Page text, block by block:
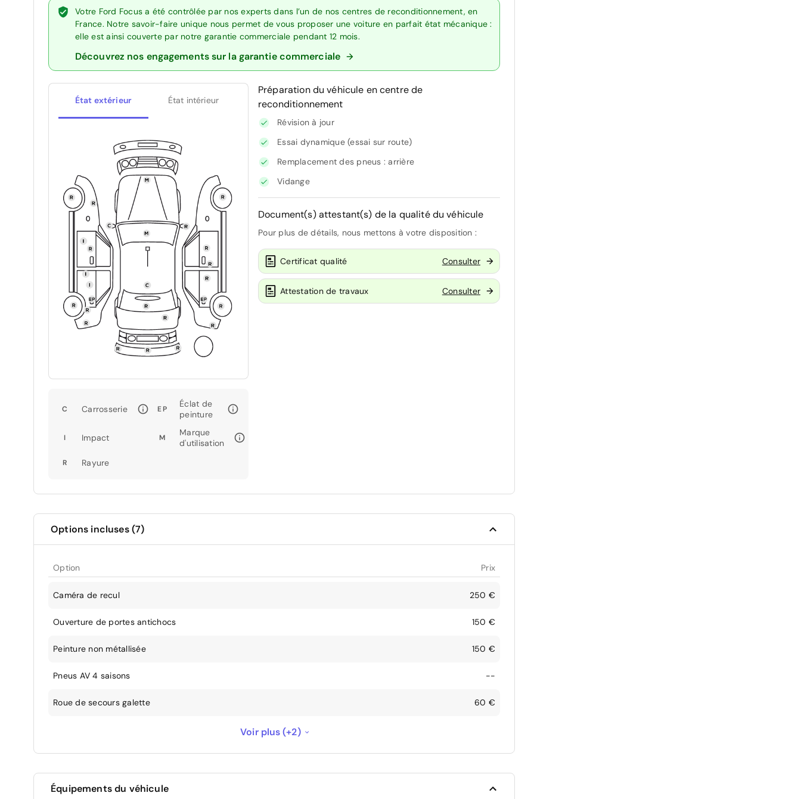
Votre Ford Focus a été contrôlée par nos experts dans l’un de nos centres de reconditionnement, en
France. Notre savoir-faire unique nous permet de vous proposer une voiture en parfait état mécanique :
elle est ainsi couverte par notre garantie commerciale pendant 12 mois.
Découvrez nos engagements sur la garantie commerciale
État extérieur État intérieur
C Carrosserie EP
Éclat de
peinture
I Impact M
Marque
d'utilisation
R Rayure
Préparation du véhicule en centre de
reconditionnement
Révision à jour
Essai dynamique (essai sur route)
Remplacement des pneus : arrière
Vidange
Document(s) attestant(s) de la qualité du véhicule
Pour plus de détails, nous mettons à votre disposition :
Certificat qualité Consulter
Attestation de travaux Consulter
Options incluses (7)
Option Prix
Caméra de recul 250 €
Ouverture de portes antichocs 150 €
Peinture non métallisée 150 €
Pneus AV 4 saisons --
Roue de secours galette 60 €
Vitres AR surteintées 150 €
Voir plus (+2)
Équipements du véhicule